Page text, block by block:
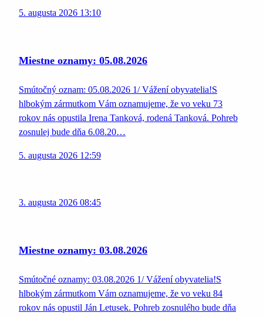
5. augusta 2026 13:10
Miestne oznamy: 05.08.2026
Smútočný oznam: 05.08.2026 1/ Vážení obyvatelia!S
hlbokým zármutkom Vám oznamujeme, že vo veku 73
rokov nás opustila Irena Tanková, rodená Tanková. Pohreb
zosnulej bude dňa 6.08.20…
5. augusta 2026 12:59
3. augusta 2026 08:45
Miestne oznamy: 03.08.2026
Smútočné oznamy: 03.08.2026 1/ Vážení obyvatelia!S
hlbokým zármutkom Vám oznamujeme, že vo veku 84
rokov nás opustil Ján Letusek. Pohreb zosnulého bude dňa